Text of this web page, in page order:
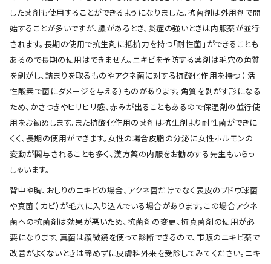
した薬剤も使用することができるようになりました。抗菌剤は外用剤で開
始することが多いですが、膿があるとき、炎症の強いときは内服薬が並行
されます。長期の使用で抗生剤に抵抗力を持つ「耐性菌」ができることも
あるので長期の使用はできません。ニキビを予防する薬剤は毛穴の角質
を剝がし、詰まりを取るものやアクネ菌に対する抗酸化作用を持つ（ 活
性酸素で菌にダメージを与える）ものがあります。角質を剝がす形になる
ため、かさつきやヒリヒリ感、赤みが出ることもあるので保湿剤の並行使
用をお勧めします。また抗酸化作用の薬剤は抗生剤より耐性菌ができに
くく、長期の使用ができます。女性の場合皮脂の分泌に女性ホルモンの
変動が関与されることも多く、漢方薬の内服をお勧めする先生もいらっ
しゃいます。
背中や胸、おしりのニキビの場合、アクネ菌だけでなく表皮のブドウ球菌
や真菌（ カビ）が毛穴に入り込んでいる場合があります。この場合アクネ
菌への抗菌剤は効果が悪いため、抗菌剤の変更、抗真菌剤の使用が必
要になります。真菌は顕微鏡を使って診断できるので、市販のニキビ薬で
改善がよくないときは諦めずに皮膚科外来を受診してみてください。ニキ